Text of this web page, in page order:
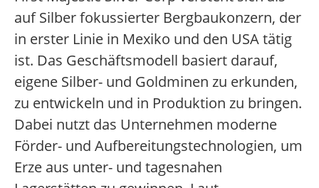
auf Silber fokussierter Bergbaukonzern, der
in erster Linie in Mexiko und den USA tätig
ist. Das Geschäftsmodell basiert darauf,
eigene Silber- und Goldminen zu erkunden,
zu entwickeln und in Produktion zu bringen.
Dabei nutzt das Unternehmen moderne
Förder- und Aufbereitungstechnologien, um
Erze aus unter- und tagesnahen